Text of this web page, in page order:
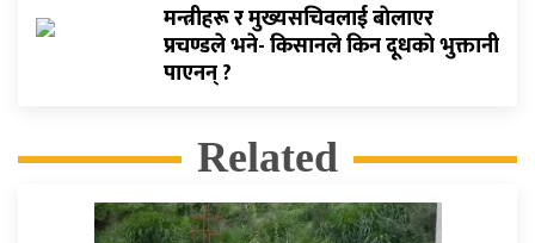
मन्त्रीहरू र मुख्यसचिवलाई बाेलाएर
प्रचण्डले भने- किसानले किन दूधकाे भुक्तानी
पाएनन् ?
Related